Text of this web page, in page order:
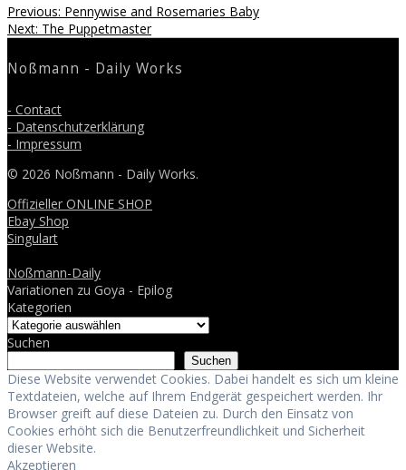
Beitragsnavigation
Previous: Previous
post:
Pennywise and Rosemaries Baby
Next: Next
The Puppetmaster
Noßmann - Daily Works
- Contact
- Datenschutzerklärung
- Impressum
© 2026 Noßmann - Daily Works.
Offizieller ONLINE SHOP
Ebay Shop
Singulart
Noßmann-Daily
Variationen zu Goya - Epilog
Kategorien
Suchen
Suchen
Diese Website verwendet Cookies. Dabei handelt es sich um kleine
Textdateien, welche auf Ihrem Endgerät gespeichert werden. Ihr
Browser greift auf diese Dateien zu. Durch den Einsatz von
Cookies erhöht sich die Benutzerfreundlichkeit und Sicherheit
dieser Website.
Akzeptieren